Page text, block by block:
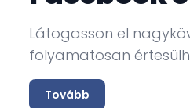
Látogasson el
folyamatosan
Tovább